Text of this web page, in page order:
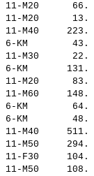
11-M20      66.
11-M20      13.
11-M40     223.
6-KM        43.
11-M30      22.
6-KM       131.
11-M20      83.
11-M60     148.
6-KM        64.
6-KM        48.
11-M40     511.
11-M50     294.
11-F30     104.
11-M50     108.